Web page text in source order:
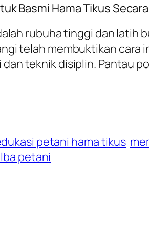
Basmi Hama Tikus
rubuha tinggi dan
telah membuktikan cara
teknik disiplin. Pantau
petani hama tikus
petani